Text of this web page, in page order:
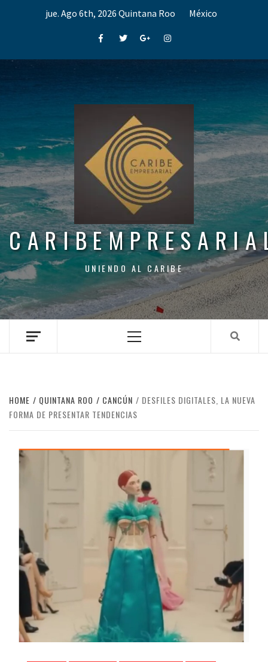
jue. Ago 6th, 2026 Quintana Roo México
FacebookTwitterGoogle+Instagram
UNIENDO AL CARIBE
Menu
HOME QUINTANA ROO CANCÚN
DESFILES DIGITALES, LA NUEVA
FORMA DE PRESENTAR TENDENCIAS